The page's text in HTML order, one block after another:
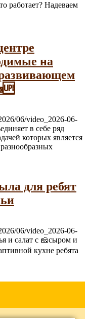
работает? Надеваем
на
06/video_2026-06-
в себе ряд
которых является
для ребят
06/video_2026-06-
и салат с 🧀сыром и
кухне ребята